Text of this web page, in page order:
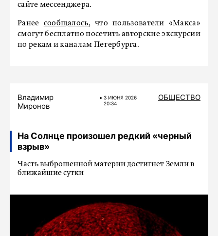
сайте мессенджера.
Ранее сообщалось, что пользователи «Макса»
смогут бесплатно посетить авторские экскурсии
по рекам и каналам Петербурга.
Владимир
Миронов
3 ИЮНЯ 2026
20:34
ОБЩЕСТВО
На Солнце произошел редкий «черный
взрыв»
Часть выброшенной материи достигнет Земли в
ближайшие сутки